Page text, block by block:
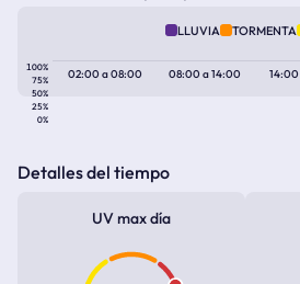
LLUVIA TORMENTA
100%
75%
50%
25%
0%
02:00a08:00 08:00a14:00 14:00
Detalles del tiempo
UV max día